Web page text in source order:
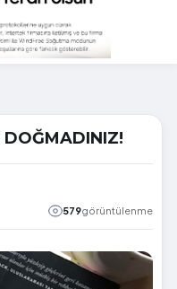
DOĞMADINIZ!
579görüntülenme